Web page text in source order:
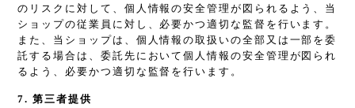
のリスクに対して、個人情報の安全管理が図られるよう、当
ショップの従業員に対し、必要かつ適切な監督を行います。
また、当ショップは、個人情報の取扱いの全部又は一部を委
託する場合は、委託先において個人情報の安全管理が図られ
るよう、必要かつ適切な監督を行います。
7. 第三者提供